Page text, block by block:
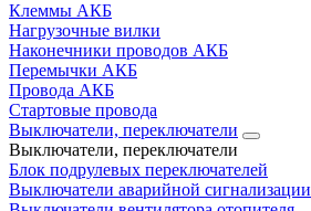
Клеммы АКБ
Нагрузочные вилки
Наконечники проводов АКБ
Перемычки АКБ
Провода АКБ
Стартовые провода
Выключатели, переключатели
Выключатели, переключатели
Блок подрулевых переключателей
Выключатели аварийной сигнализации